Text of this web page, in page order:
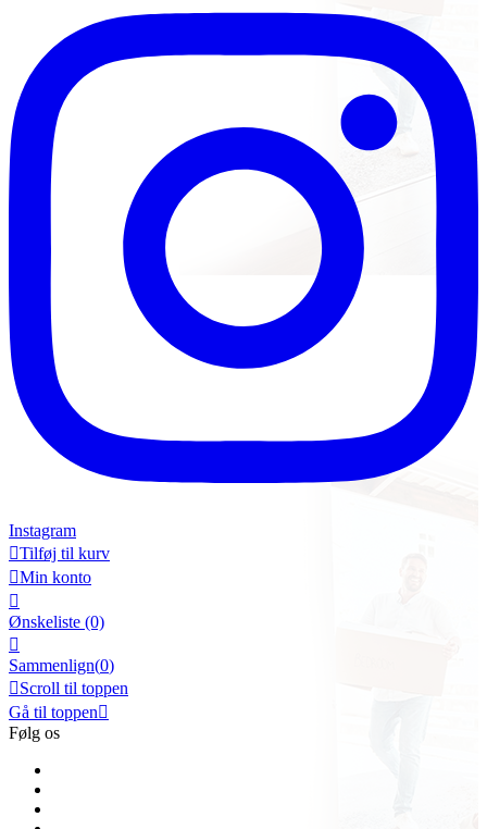
Instagram
Tilføj til kurv
Min konto

Ønskeliste (0)

Sammenlign(0)
Scroll til toppen
Gå til toppen
Følg os